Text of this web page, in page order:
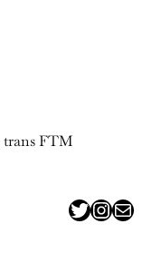
trans FTM
twitter
insta
adresse mail